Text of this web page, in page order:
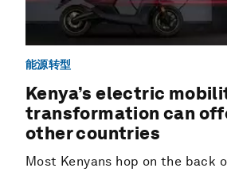
能源转型
Kenya’s electric
transformation can
other countries
Most Kenyans hop on the back